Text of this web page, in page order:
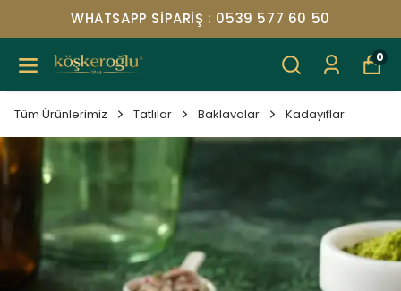
WHATSAPP SIPARIŞ : 0539 577 60 50
0
Tüm Ürünlerimiz Tatlılar Baklavalar Kadayıflar